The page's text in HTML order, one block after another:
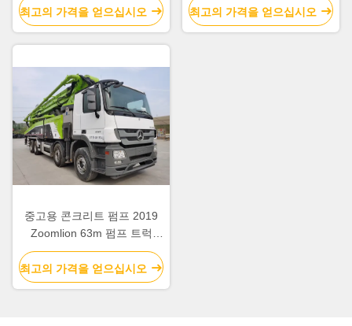
최고의 가격을 얻으십시오 최고의 가격을 얻으십시오
중고용 콘크리트 펌프 2019
Zoomlion 63m 펌프 트럭
ZLJ5440THBBE 판매
최고의 가격을 얻으십시오